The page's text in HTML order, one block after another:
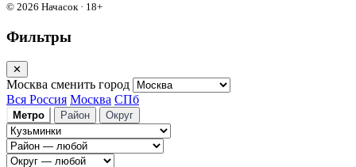
© 2026 Начасок · 18+
Фильтры
✕
Москва сменить город
Вся Россия Москва СПб
Метро Район Округ